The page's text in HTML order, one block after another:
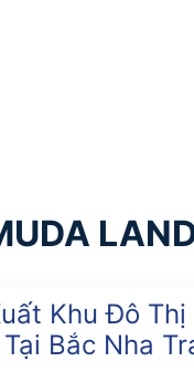
Khu Đô
Bắc Nha